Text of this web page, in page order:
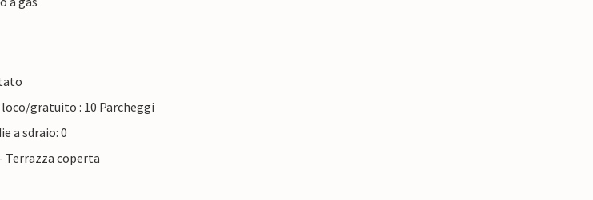
gratuito : 10 Parcheggi
a sdraio: 0
Terrazza coperta